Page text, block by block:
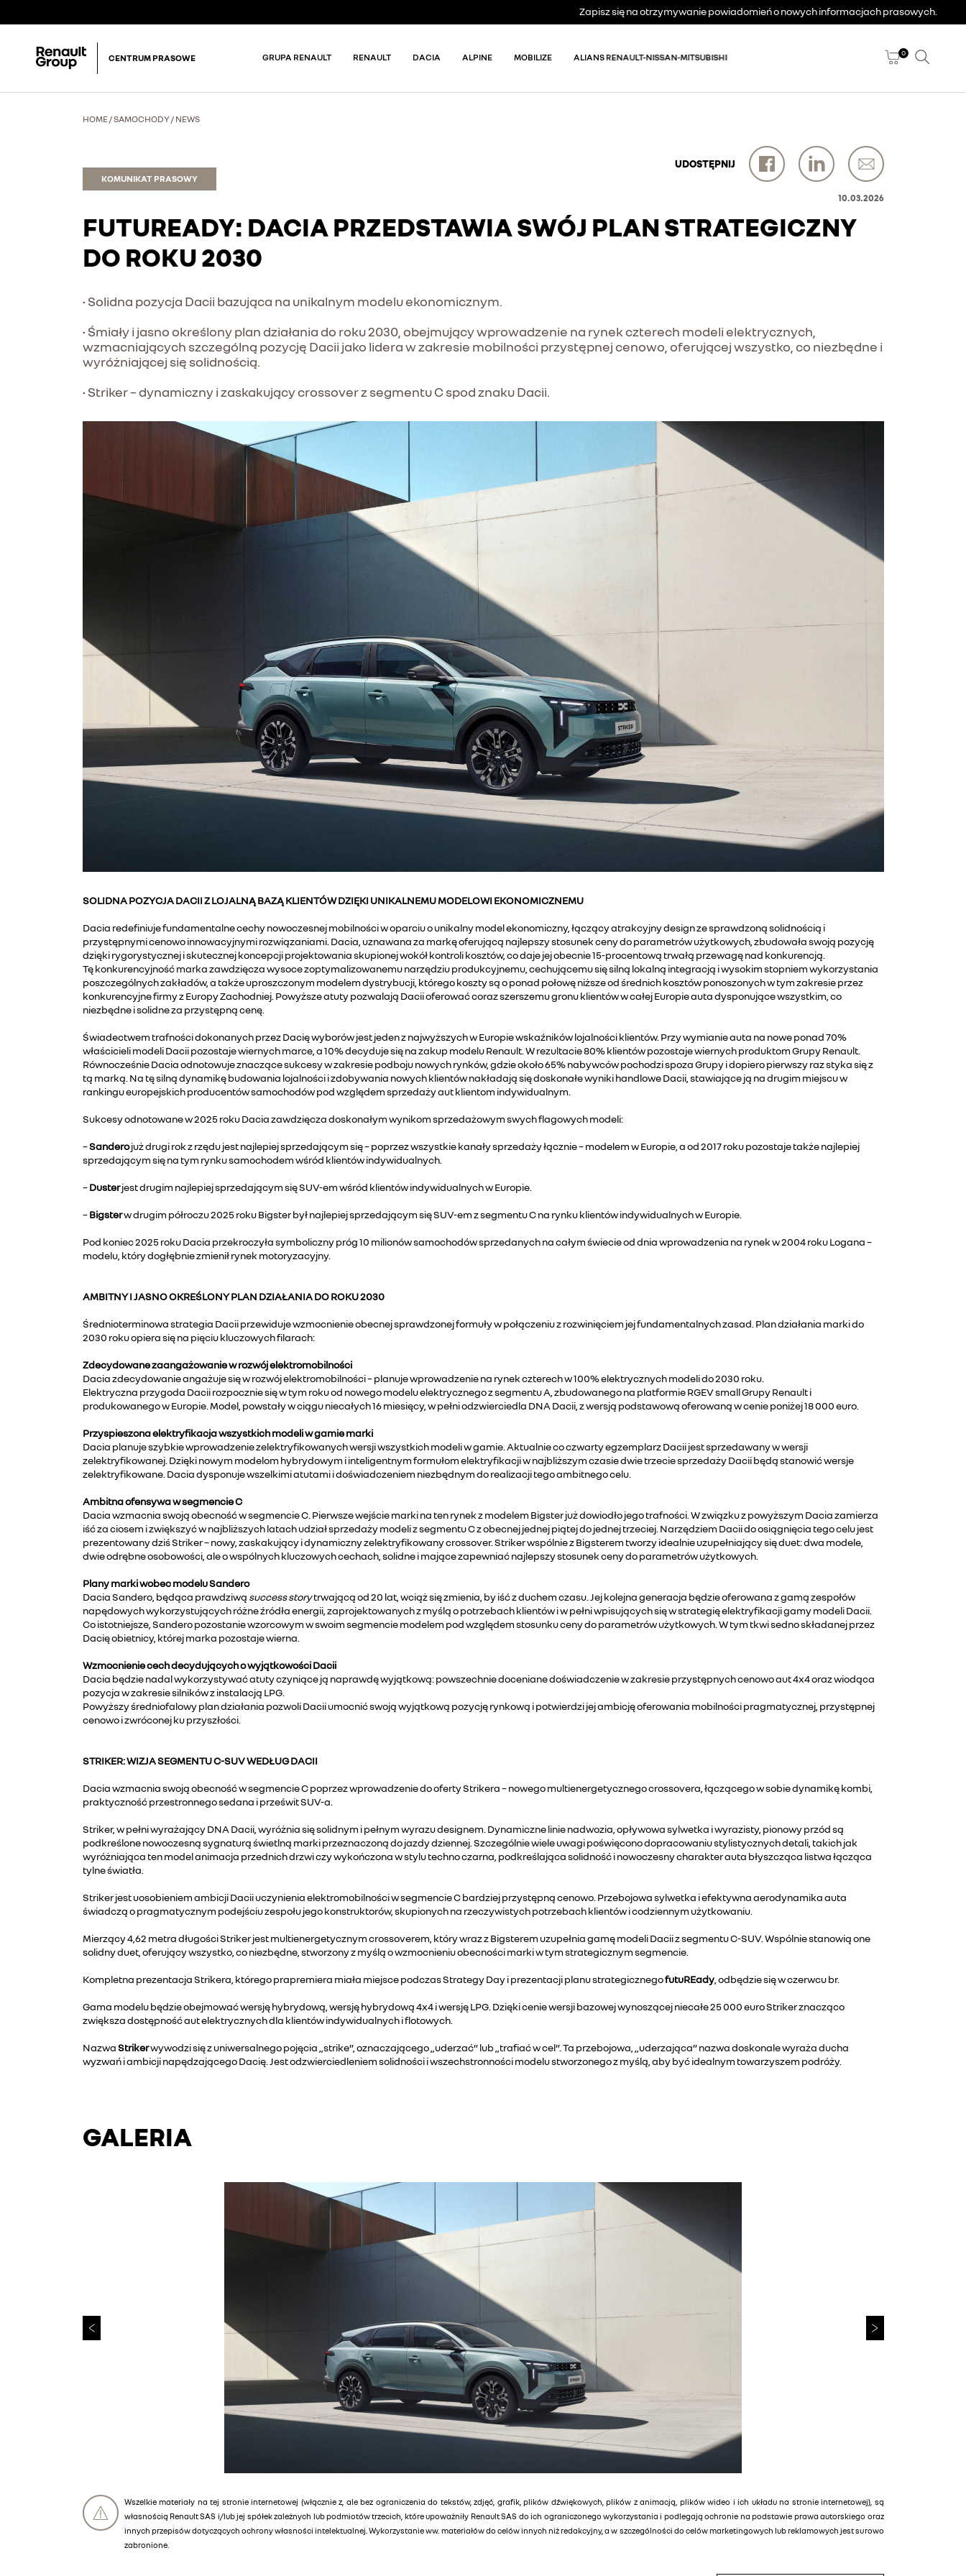
Zapisz się na otrzymywanie powiadomień o nowych informacjach prasowych.
CENTRUM PRASOWE GRUPA RENAULT RENAULT DACIA ALPINE MOBILIZE ALIANS RENAULT-NISSAN-MITSUBISHI 0
HOME/SAMOCHODY/ NEWS
KOMUNIKAT PRASOWY
UDOSTĘPNIJ
10.03.2026
FUTUREADY: DACIA PRZEDSTAWIA SWÓJ PLAN STRATEGICZNY
DO ROKU 2030
• Solidna pozycja Dacii bazująca na unikalnym modelu ekonomicznym.
• Śmiały i jasno określony plan działania do roku 2030, obejmujący wprowadzenie na rynek czterech modeli elektrycznych,
wzmacniających szczególną pozycję Dacii jako lidera w zakresie mobilności przystępnej cenowo, oferującej wszystko, co niezbędne i
wyróżniającej się solidnością.
• Striker – dynamiczny i zaskakujący crossover z segmentu C spod znaku Dacii.
SOLIDNA POZYCJA DACII Z LOJALNĄ BAZĄ KLIENTÓW DZIĘKI UNIKALNEMU MODELOWI EKONOMICZNEMU
Dacia redefiniuje fundamentalne cechy nowoczesnej mobilności w oparciu o unikalny model ekonomiczny, łączący atrakcyjny design ze sprawdzoną solidnością i
przystępnymi cenowo innowacyjnymi rozwiązaniami. Dacia, uznawana za markę oferującą najlepszy stosunek ceny do parametrów użytkowych, zbudowała swoją pozycję
dzięki rygorystycznej i skutecznej koncepcji projektowania skupionej wokół kontroli kosztów, co daje jej obecnie 15-procentową trwałą przewagę nad konkurencją.
Tę konkurencyjność marka zawdzięcza wysoce zoptymalizowanemu narzędziu produkcyjnemu, cechującemu się silną lokalną integracją i wysokim stopniem wykorzystania
poszczególnych zakładów, a także uproszczonym modelem dystrybucji, którego koszty są o ponad połowę niższe od średnich kosztów ponoszonych w tym zakresie przez
konkurencyjne firmy z Europy Zachodniej. Powyższe atuty pozwalają Dacii oferować coraz szerszemu gronu klientów w całej Europie auta dysponujące wszystkim, co
niezbędne i solidne za przystępną cenę.
Świadectwem trafności dokonanych przez Dacię wyborów jest jeden z najwyższych w Europie wskaźników lojalności klientów. Przy wymianie auta na nowe ponad 70%
właścicieli modeli Dacii pozostaje wiernych marce, a 10% decyduje się na zakup modelu Renault. W rezultacie 80% klientów pozostaje wiernych produktom Grupy Renault.
Równocześnie Dacia odnotowuje znaczące sukcesy w zakresie podboju nowych rynków, gdzie około 65% nabywców pochodzi spoza Grupy i dopiero pierwszy raz styka się z
tą marką. Na tę silną dynamikę budowania lojalności i zdobywania nowych klientów nakładają się doskonałe wyniki handlowe Dacii, stawiające ją na drugim miejscu w
rankingu europejskich producentów samochodów pod względem sprzedaży aut klientom indywidualnym.
Sukcesy odnotowane w 2025 roku Dacia zawdzięcza doskonałym wynikom sprzedażowym swych flagowych modeli:
–Sanderojuż drugi rok z rzędu jest najlepiej sprzedającym się – poprzez wszystkie kanały sprzedaży łącznie – modelem w Europie, a od 2017 roku pozostaje także najlepiej
sprzedającym się na tym rynku samochodem wśród klientów indywidualnych.
–Dusterjest drugim najlepiej sprzedającym się SUV-em wśród klientów indywidualnych w Europie.
–Bigsterw drugim półroczu 2025 roku Bigster był najlepiej sprzedającym się SUV-em z segmentu C na rynku klientów indywidualnych w Europie.
Pod koniec 2025 roku Dacia przekroczyła symboliczny próg 10 milionów samochodów sprzedanych na całym świecie od dnia wprowadzenia na rynek w 2004 roku Logana –
modelu, który dogłębnie zmienił rynek motoryzacyjny.
AMBITNY I JASNO OKREŚLONY PLAN DZIAŁANIA DO ROKU 2030
Średnioterminowa strategia Dacii przewiduje wzmocnienie obecnej sprawdzonej formuły w połączeniu z rozwinięciem jej fundamentalnych zasad. Plan działania marki do
2030 roku opiera się na pięciu kluczowych filarach:
Zdecydowane zaangażowanie w rozwój elektromobilności
Dacia zdecydowanie angażuje się w rozwój elektromobilności – planuje wprowadzenie na rynek czterech w 100% elektrycznych modeli do 2030 roku.
Elektryczna przygoda Dacii rozpocznie się w tym roku od nowego modelu elektrycznego z segmentu A, zbudowanego na platformie RGEV small Grupy Renault i
produkowanego w Europie. Model, powstały w ciągu niecałych 16 miesięcy, w pełni odzwierciedla DNA Dacii, z wersją podstawową oferowaną w cenie poniżej 18 000 euro.
Przyspieszona elektryfikacja wszystkich modeli w gamie marki
Dacia planuje szybkie wprowadzenie zelektryfikowanych wersji wszystkich modeli w gamie. Aktualnie co czwarty egzemplarz Dacii jest sprzedawany w wersji
zelektryfikowanej. Dzięki nowym modelom hybrydowym i inteligentnym formułom elektryfikacji w najbliższym czasie dwie trzecie sprzedaży Dacii będą stanowić wersje
zelektryfikowane. Dacia dysponuje wszelkimi atutami i doświadczeniem niezbędnym do realizacji tego ambitnego celu.
Ambitna ofensywa w segmencie C
Dacia wzmacnia swoją obecność w segmencie C. Pierwsze wejście marki na ten rynek z modelem Bigster już dowiodło jego trafności. W związku z powyższym Dacia zamierza
iść za ciosem i zwiększyć w najbliższych latach udział sprzedaży modeli z segmentu C z obecnej jednej piątej do jednej trzeciej. Narzędziem Dacii do osiągnięcia tego celu jest
prezentowany dziś Striker – nowy, zaskakujący i dynamiczny zelektryfikowany crossover. Striker wspólnie z Bigsterem tworzy idealnie uzupełniający się duet: dwa modele,
dwie odrębne osobowości, ale o wspólnych kluczowych cechach, solidne i mające zapewniać najlepszy stosunek ceny do parametrów użytkowych.
Plany marki wobec modelu Sandero
Dacia Sandero, będąca prawdziwą success storytrwającą od 20 lat, wciąż się zmienia, by iść z duchem czasu. Jej kolejna generacja będzie oferowana z gamą zespołów
napędowych wykorzystujących różne źródła energii, zaprojektowanych z myślą o potrzebach klientów i w pełni wpisujących się w strategię elektryfikacji gamy modeli Dacii.
Co istotniejsze, Sandero pozostanie wzorcowym w swoim segmencie modelem pod względem stosunku ceny do parametrów użytkowych. W tym tkwi sedno składanej przez
Dacię obietnicy, której marka pozostaje wierna.
Wzmocnienie cech decydujących o wyjątkowości Dacii
Dacia będzie nadal wykorzystywać atuty czyniące ją naprawdę wyjątkową: powszechnie doceniane doświadczenie w zakresie przystępnych cenowo aut 4x4 oraz wiodąca
pozycja w zakresie silników z instalacją LPG.
Powyższy średniofalowy plan działania pozwoli Dacii umocnić swoją wyjątkową pozycję rynkową i potwierdzi jej ambicję oferowania mobilności pragmatycznej, przystępnej
cenowo i zwróconej ku przyszłości.
STRIKER: WIZJA SEGMENTU C-SUV WEDŁUG DACII
Dacia wzmacnia swoją obecność w segmencie C poprzez wprowadzenie do oferty Strikera – nowego multienergetycznego crossovera, łączącego w sobie dynamikę kombi,
praktyczność przestronnego sedana i prześwit SUV-a.
Striker, w pełni wyrażający DNA Dacii, wyróżnia się solidnym i pełnym wyrazu designem. Dynamiczne linie nadwozia, opływowa sylwetka i wyrazisty, pionowy przód są
podkreślone nowoczesną sygnaturą świetlną marki przeznaczoną do jazdy dziennej. Szczególnie wiele uwagi poświęcono dopracowaniu stylistycznych detali, takich jak
wyróżniająca ten model animacja przednich drzwi czy wykończona w stylu techno czarna, podkreślająca solidność i nowoczesny charakter auta błyszcząca listwa łącząca
tylne światła.
Striker jest uosobieniem ambicji Dacii uczynienia elektromobilności w segmencie C bardziej przystępną cenowo. Przebojowa sylwetka i efektywna aerodynamika auta
świadczą o pragmatycznym podejściu zespołu jego konstruktorów, skupionych na rzeczywistych potrzebach klientów i codziennym użytkowaniu.
Mierzący 4,62 metra długości Striker jest multienergetycznym crossoverem, który wraz z Bigsterem uzupełnia gamę modeli Dacii z segmentu C-SUV. Wspólnie stanowią one
solidny duet, oferujący wszystko, co niezbędne, stworzony z myślą o wzmocnieniu obecności marki w tym strategicznym segmencie.
Kompletna prezentacja Strikera, którego prapremiera miała miejsce podczas Strategy Day i prezentacji planu strategicznegofutuREady, odbędzie się w czerwcu br.
Gama modelu będzie obejmować wersję hybrydową, wersję hybrydową 4x4 i wersję LPG. Dzięki cenie wersji bazowej wynoszącej niecałe 25 000 euro Striker znacząco
zwiększa dostępność aut elektrycznych dla klientów indywidualnych i flotowych.
NazwaStrikerwywodzi się z uniwersalnego pojęcia „strike”, oznaczającego „uderzać” lub „trafiać w cel”. Ta przebojowa, „uderzająca” nazwa doskonale wyraża ducha
wyzwań i ambicji napędzającego Dacię. Jest odzwierciedleniem solidności i wszechstronności modelu stworzonego z myślą, aby być idealnym towarzyszem podróży.
GALERIA
Wszelkie materiały na tej stronie internetowej (włącznie z, ale bez ograniczenia do tekstów, zdjęć, grafik, plików dźwiękowych, plików z animacją, plików wideo i ich układu na stronie internetowej), są
własnością Renault SAS i/lub jej spółek zależnych lub podmiotów trzecich, które upoważniły Renault SAS do ich ograniczonego wykorzystania i podlegają ochronie na podstawie prawa autorskiego oraz
innych przepisów dotyczących ochrony własności intelektualnej. Wykorzystanie ww. materiałów do celów innych niż redakcyjny, a w szczególności do celów marketingowych lub reklamowych jest surowo
zabronione.